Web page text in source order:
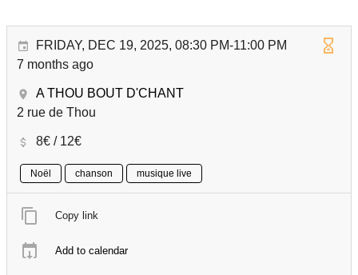
FRIDAY, DEC 19, 2025, 08:30 PM-11:00 PM
7 months ago
A THOU BOUT D'CHANT
2 rue de Thou
8€ / 12€
Noël chanson musique live
Copy link
Add to calendar